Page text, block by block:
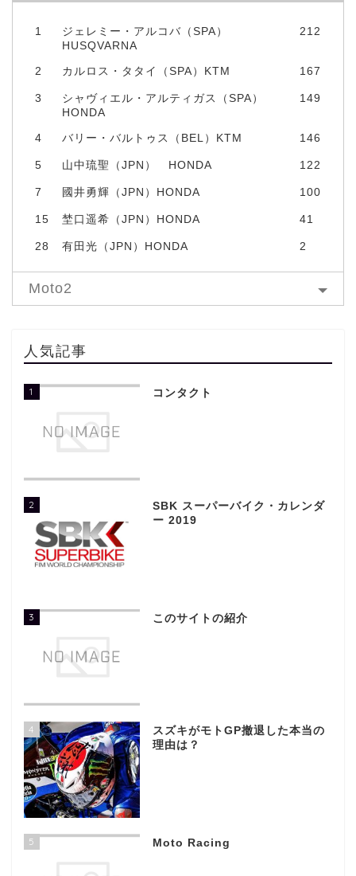
1
ジェレミー・アルコバ（SPA）
HUSQVARNA
212
2 カルロス・タタイ（SPA）KTM 167
3
シャヴィエル・アルティガス（SPA）
HONDA
149
4 バリー・バルトゥス（BEL）KTM 146
5 山中琉聖（JPN） HONDA 122
7 國井勇輝（JPN）HONDA 100
15 埜口遥希（JPN）HONDA 41
28 有田光（JPN）HONDA 2
Moto2
人気記事
1 コンタクト
2
SBK スーパーバイク・カレンダ
ー 2019
3 このサイトの紹介
4
スズキがモトGP撤退した本当の
理由は？
5 Moto Racing